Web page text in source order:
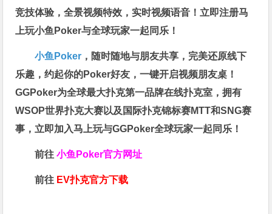
竞技体验，全景视频特效，实时视频语音！立即注册马
上玩小鱼Poker与全球玩家一起同乐！
小鱼Poker ，随时随地与朋友共享，完美还原线下
乐趣，约起你的Poker好友，一键开启视频朋友桌！
GGPoker为全球最大扑克第一品牌在线扑克室，拥有
WSOP世界扑克大赛以及国际扑克锦标赛MTT和SNG赛
事，立即加入马上玩与GGPoker全球玩家一起同乐！
前往小鱼Poker官方网址
前往 EV扑克官方下载